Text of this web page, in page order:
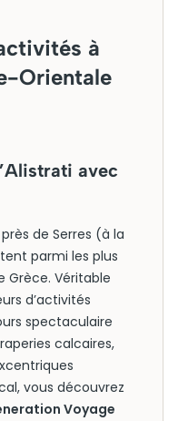
à
Orientale
avec
de Serres (à la
parmi les plus
Grèce. Véritable
d’activités
spectaculaire
calcaires,
vous découvrez
Voyage